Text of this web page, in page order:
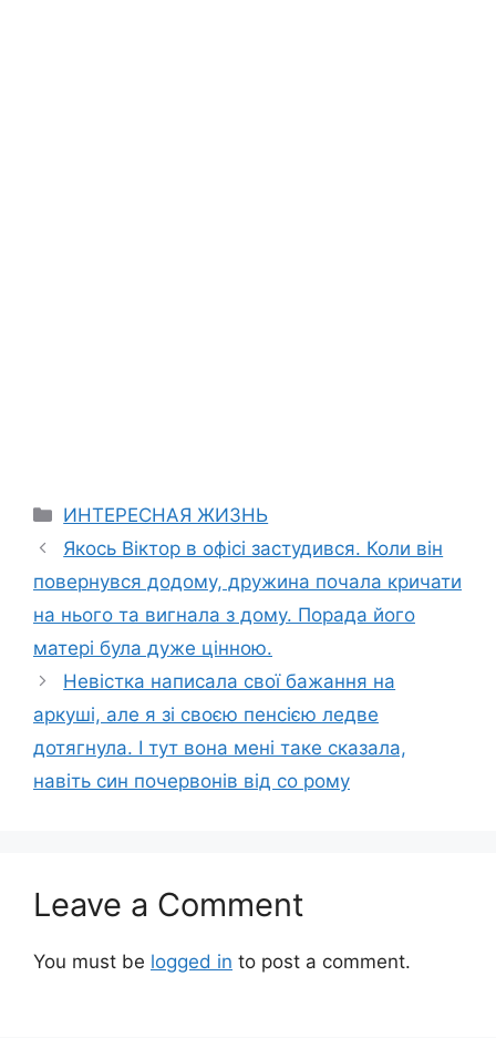
Categories
ИНТЕРЕСНАЯ ЖИЗНЬ
Якось Віктор в офісі застудився. Коли він
повернувся додому, дружина почала кричати
на нього та вигнала з дому. Порада його
матері була дуже цінною.
Невістка написала свої бажання на
аркуші, але я зі своєю пенсією ледве
дотягнула. І тут вона мені таке сказала,
навіть син почервонів від со рому
Leave a Comment
You must be logged in to post a comment.